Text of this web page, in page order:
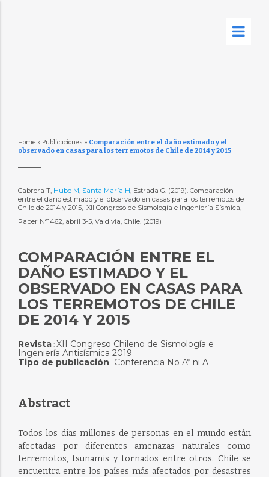
Home » Publicaciones » Comparación entre el daño estimado y el
observado en casas para los terremotos de Chile de 2014 y 2015
Cabrera T, Hube M, Santa María H, Estrada G. (2019). Comparación
entre el daño estimado y el observado en casas para los terremotos de
Chile de 2014 y 2015,  XII Congreso de Sismología e Ingeniería Sísmica,
Paper N°1462, abril 3-5, Valdivia, Chile. (2019)
COMPARACIÓN ENTRE EL
DAÑO ESTIMADO Y EL
OBSERVADO EN CASAS PARA
LOS TERREMOTOS DE CHILE
DE 2014 Y 2015
Revista: XII Congreso Chileno de Sismología e
Ingeniería Antisísmica 2019
Tipo de publicación : Conferencia No A* ni A
Abstract
Todos los días millones de personas en el mundo están
afectadas por diferentes amenazas naturales como
terremotos, tsunamis y tornados entre otros. Chile se
encuentra entre los países más afectados por desastres